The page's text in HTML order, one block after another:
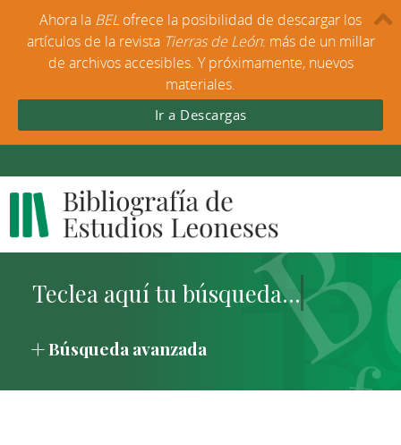
Búsqueda avanzada
Ahora la BEL ofrece la posibilidad de descargar los
artículos de la revista Tierras de León: más de un millar
de archivos accesibles. Y próximamente, nuevos
materiales.
Ir a Descargas